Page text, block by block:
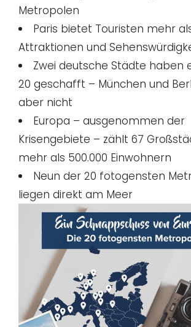
Metropolen
Paris bietet Touristen mehr
Attraktionen und
Zwei deutsche Städte haben
20 geschafft – München und
aber nicht
Europa – ausgenommen der
Krisengebiete – zählt 67
mehr als 500.000 Einwohnern
Neun der 20 fotogensten
liegen direkt am Meer